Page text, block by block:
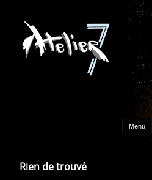
Menu
Rien de trouvé